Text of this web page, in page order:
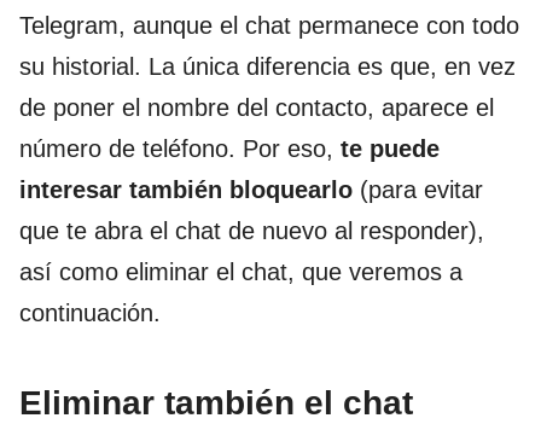
Telegram, aunque el chat permanece con todo
su historial. La única diferencia es que, en vez
de poner el nombre del contacto, aparece el
número de teléfono. Por eso, te puede
interesar también bloquearlo (para evitar
que te abra el chat de nuevo al responder),
así como eliminar el chat, que veremos a
continuación.
Eliminar también el chat